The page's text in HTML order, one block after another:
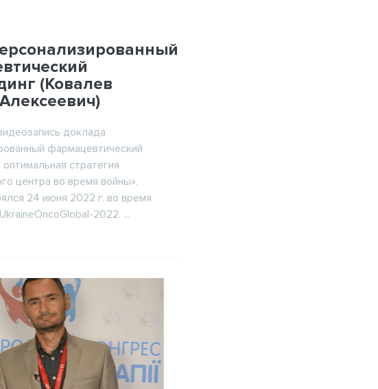
(Ковалев
доклада
фармацевтический
стратегия
центра во время войны»,
24 июня 2022 г. во время
2022. ...